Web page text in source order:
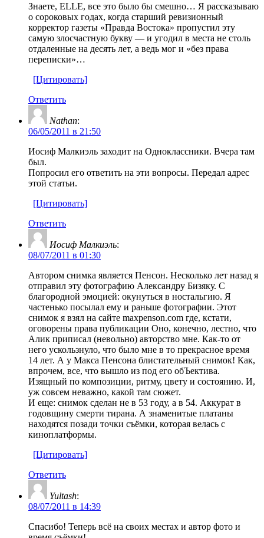
Знаете, ELLE, все это было бы смешно… Я рассказываю
о сороковых годах, когда старший ревизионный
корректор газеты «Правда Востока» пропустил эту
самую злосчастную букву — и угодил в места не столь
отдаленные на десять лет, а ведь мог и «без права
переписки»…
[Цитировать]
Ответить
Nathan:
06/05/2011 в 21:50
Иосиф Малкиэль заходит на Одноклассники. Вчера там
был.
Попросил его ответить на эти вопросы. Передал адрес
этой статьи.
[Цитировать]
Ответить
Иосиф Малкиэль:
08/07/2011 в 01:30
Автором снимка является Пенсон. Несколько лет назад я
отправил эту фотографию Александру Бизяку. С
благородной эмоцией: окунуться в ностальгию. Я
частенько посылал ему и раньше фотографии. Этот
снимок я взял на сайте maxpenson.com где, кстати,
оговорены права публикации Оно, конечно, лестно, что
Алик приписал (невольно) авторство мне. Как-то от
него ускользнуло, что было мне в то прекрасное время
14 лет. А у Макса Пенсона блистательный снимок! Как,
впрочем, все, что вышло из под его обЪектива.
Изящный по композиции, ритму, цвету и состоянию. И,
уж совсем неважно, какой там сюжет.
И еще: снимок сделан не в 53 году, а в 54. Аккурат в
годовщину смерти тирана. А знаменитые платаны
находятся позади точки съёмки, которая велась с
киноплатформы.
[Цитировать]
Ответить
Yultash:
08/07/2011 в 14:39
Спасибо! Теперь всё на своих местах и автор фото и